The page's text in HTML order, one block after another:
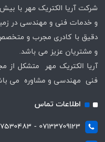
و خدمات فنی و مهندسی در
دقیق با کادری مجرب و متخصص
و مشتریان عزیز می باشد.
آریا الکتریک مهر متشکل از
فنی مهندسی و مشاوره می
اطلاعات تماس
07133709123 - 07137530483